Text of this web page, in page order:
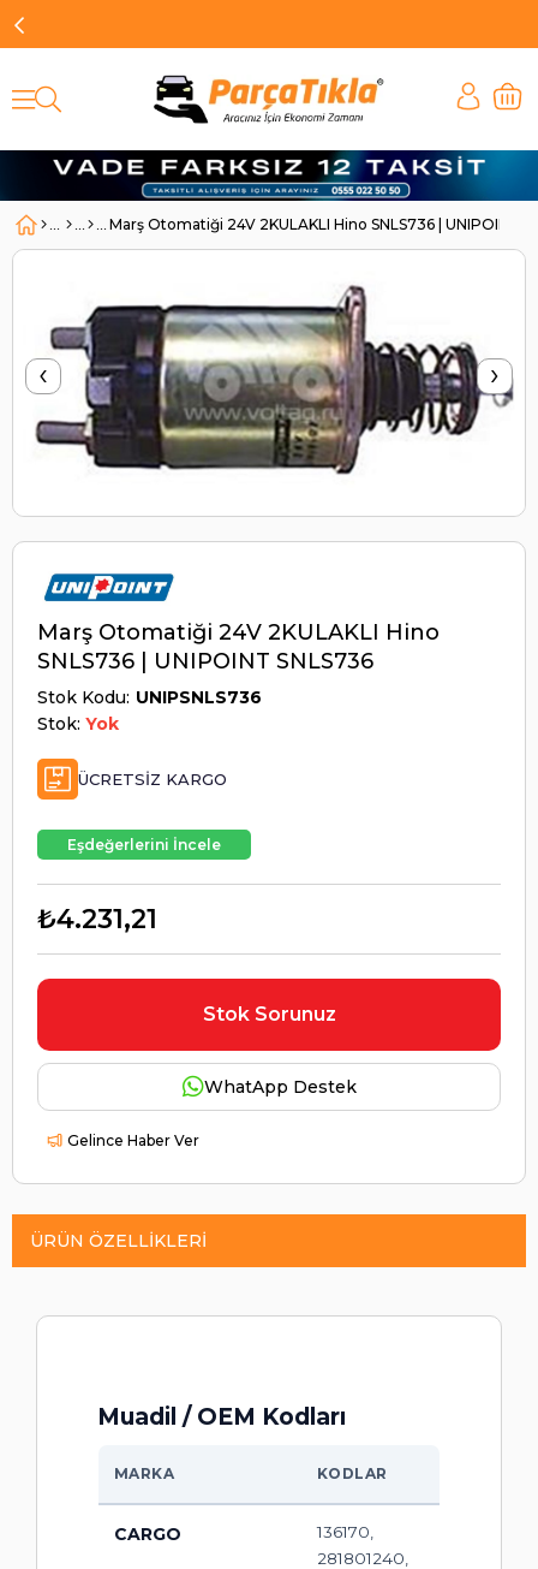
Marş Otomatiği 24V 2KULAKLI Hino SNLS736 | UNIPOINT
‹ ›
Marş Otomatiği 24V 2KULAKLI Hino
SNLS736 | UNIPOINT SNLS736
Stok Kodu UNIPSNLS736
Stok: Yok
ÜCRETSIZ KARGO
Eşdeğerlerini İncele
₺4.231,21
Stok Sorunuz
WhatApp Destek
Gelince Haber Ver
ÜRÜN ÖZELLIKLERI
Muadil / OEM Kodları
MARKA KODLAR
CARGO
136170,
281801240,